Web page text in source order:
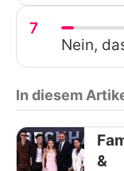
7
Nein,
In diesem
&